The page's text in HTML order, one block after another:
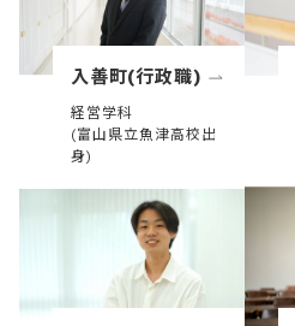
入善町(行政職)
経営学科
(富山県立魚津高校出
身)